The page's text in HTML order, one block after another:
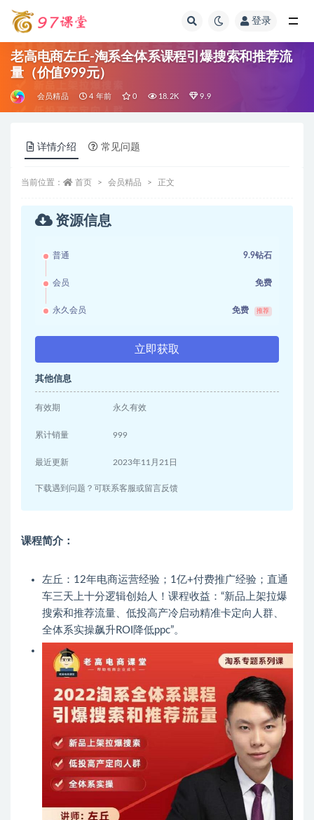
登录
老高电商左丘-淘系全体系课程引爆搜索和推荐流
量（价值999元）
会员精品 4 年前 0 18.2K 9.9
详情介绍 常见问题
当前位置： 首页 会员精品 正文
资源信息
普通 9.9钻石
会员 免费
永久会员 免费 推荐
立即获取
其他信息
有效期 永久有效
累计销量 999
最近更新 2023年11月21日
下载遇到问题？可联系客服或留言反馈
课程简介：
左丘：12年电商运营经验；1亿+付费推广经验；直通
车三天上十分逻辑创始人！课程收益：“新品上架拉爆
搜索和推荐流量、低投高产冷启动精准卡定向人群、
全体系实操飙升ROI降低ppc”。